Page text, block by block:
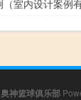
室内设计案例
奥神篮球俱乐部